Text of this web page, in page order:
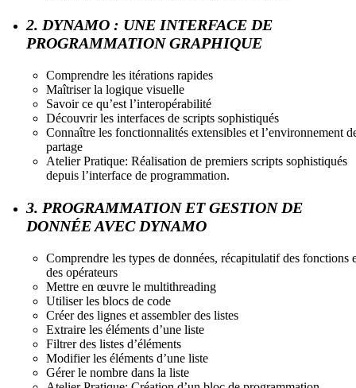
2. DYNAMO : UNE INTERFACE DE
PROGRAMMATION GRAPHIQUE
Comprendre les itérations rapides
Maîtriser la logique visuelle
Savoir ce qu’est l’interopérabilité
Découvrir les interfaces de scripts sophistiqués
Connaître les fonctionnalités extensibles et l’environnement
partage
Atelier Pratique: Réalisation de premiers scripts sophistiqués
depuis l’interface de programmation.
3. PROGRAMMATION ET GESTION DE
DONNÉE AVEC DYNAMO
Comprendre les types de données, récapitulatif des fonctions
des opérateurs
Mettre en œuvre le multithreading
Utiliser les blocs de code
Créer des lignes et assembler des listes
Extraire les éléments d’une liste
Filtrer des listes d’éléments
Modifier les éléments d’une liste
Gérer le nombre dans la liste